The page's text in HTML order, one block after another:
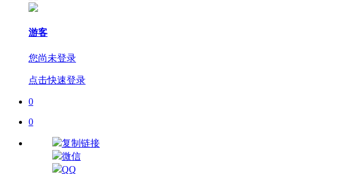
游客
您尚未登录
点击快速登录
0
0
复制链接
微信
QQ